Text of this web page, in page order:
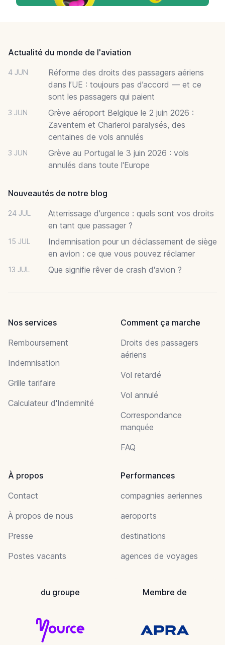
Actualité du monde de l'aviation
4 JUN
Réforme des droits des passagers aériens
dans l’UE : toujours pas d’accord — et ce
sont les passagers qui paient
3 JUN
Grève aéroport Belgique le 2 juin 2026 :
Zaventem et Charleroi paralysés, des
centaines de vols annulés
3 JUN
Grève au Portugal le 3 juin 2026 : vols
annulés dans toute l'Europe
Nouveautés de notre blog
24 JUL
Atterrissage d'urgence : quels sont vos droits
en tant que passager ?
15 JUL
Indemnisation pour un déclassement de siège
en avion : ce que vous pouvez réclamer
13 JUL Que signifie rêver de crash d'avion ?
Nos services
Remboursement
Indemnisation
Grille tarifaire
Calculateur d'Indemnité
Comment ça marche
Droits des passagers
aériens
Vol retardé
Vol annulé
Correspondance
manquée
FAQ
À propos
Contact
À propos de nous
Presse
Postes vacants
Performances
compagnies aeriennes
aeroports
destinations
agences de voyages
du groupe Membre de